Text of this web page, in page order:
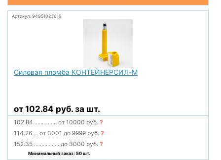
Артикул: 94951023619
Силовая пломба КОНТЕЙНЕРСИЛ-М
от 102.84 руб. за шт.
102.84 ............... от 10000 руб.?
114.26 ... от 3001 до 9999 руб.?
152.35 ................. до 3000 руб.?
Минимальный заказ: 50 шт.